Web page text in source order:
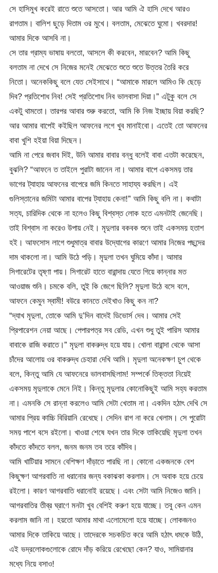
সে হাসিমুখ করেই রাতে শুতে আসতো। আর আমি ঐ হাসি দেখে আরও
রাগতাম। বালিশ ছুড়ে দিতাম ওর মুখে। বলতাম, মেঝেতে ঘুমো। খবরদার!
আমার দিকে আসবি না।
সে তার গ্রাম্য ভাষায় বলতো, আসলে কী করবেন, মারবেন? আমি কিছু
বলতাম না দেখে সে নিজের মনেই মেঝেতে শুতে শুতে উত্তর তৈরি করে
নিতো। অনেককিছু বলে যেত সেইসাথে। “আমাকে মারলে আমিও কি ছেড়ে
দিব? প্রতিশোধ নিব! সেই প্রতিশোধ নিব ভালবাসা দিয়া।” এটুকু বলে সে
একটু থামতো। তারপর আবার শুরু করতো, আমি কি নিজ ইচ্ছায় বিয়া করছি?
আর আমার বাপেই কইছিল আফনের লগে খুব মানাইবো। এতেই তো আফনের
বাবা খুশি হইয়া বিয়া দিছেন।
আমি না পেরে জবাব দিই, উনি আমার বাবার বন্ধু বলেই বাবা এতটা করেছেন,
বুঝলি? “আফনে ত তাইলে পুরাটা জানেন না। আমার বাপে একসময় তার
ভাগের ট্যাহায় আফনের বাপেরে জমি কিনতে সাহায্য করছিল। এই
গুলিস্তানের জমিটা আমার বাপের ট্যাহায় কেনা!” আমি কিছু বলি না। কথাটা
সত্য, চারিদিক থেকে না হলেও কিছু বিশ্বস্ত লোক হতে এমনটাই জেনেছি।
তাই বিশ্বাস না করেও উপায় নেই। মৃদুলার বকবক শুনে তাই একসময় হতাশ
হই। আফসোস লাগে শুধুমাত্র বাবার উদ্যোগের কারণে আমার নিজের পছন্দের
দাম থাকলো না। আমি উঠে পড়ি। মৃদুলা তখন ঘুমিয়ে কাঁদা। আমার
সিগারেটের তৃষ্ণা পায়। সিগারেট হাতে বারান্দায় যেতে গিয়ে কান্নার মত
আওয়াজ শুনি। চমকে বলি, তুই কি জেগে ছিলি? মৃদুলা উঠে বসে বলে,
আফনে কেমুন স্বামী! বউরে কানতে দেইখাও কিছু কন না?
“দ্যাখ মৃদুলা, তোকে আমি দু’দিন বাদেই ডিভোর্স দেব। আমার সেই
প্রিপারেশন নেয়া আছে। পেপারপত্র সব রেডি, এখন শুধু তুই পারিস আমার
বাবাকে রাজি করাতে।” মৃদুলা বাকরুদ্ধ হয়ে যায়। খোলা বারান্দা থেকে আসা
চাঁদের আলোয় ওর বাকরুদ্ধ চেহারা দেখি আমি। মৃদুলা অনেকক্ষণ চুপ থেকে
বলে, কিন্তু আমি যে আফনেরে ভালবাসছিলাম! সম্পর্কে তিক্ততা নিয়েই
একসময় মৃদুলাকে মেনে নিই। কিন্তু মৃদুলার কোনোকিছুই আমি সহ্য করতাম
না। এমনকি সে রান্না করলেও আমি সেটা খেতাম না। একদিন হঠাৎ দেখি সে
আমার প্রিয় কাচ্চি বিরিয়ানি রেধেছে। সেদিন রাগ না করে খেলাম। সে পুরোটা
সময় পাশে বসে রইলো। খাওয়া শেষে যখন তার দিকে তাকিয়েছি মৃদুলা তখন
কাঁদতে কাঁদতে বলল, জনম জনম তব তরে কাঁদিব।
আমি খাটিয়ার সামনে বেশিক্ষণ দাঁড়াতে পারছি না। কোনো একজনকে বেশ
কিছুক্ষণ আগরবাতি না ধরানোর জন্য বকাঝকা করলাম। সে অবাক হয়ে চেয়ে
রইলো। কারণ আগরবাতি ধরানোই রয়েছে। এবং সেটা আমি নিজেও জানি।
আগরবাতির তীব্র ঘ্রাণে মনটা খুব বেশিই করুণ হয়ে যাচ্ছে। তবু কেন এমন
করলাম জানি না। হয়তো আমার মাথা এলোমেলো হয়ে যাচ্ছে। লোকজনও
আমার দিকে তাকিয়ে আছে। তাদেরকে সচকচিত করে আমি হঠাৎ ধমকে উঠি,
এই ভদ্রলোকগুলোকে রোদে দাঁড় করিয়ে রেখেছো কেন? যাও, সামিয়ানার
মধ্যে নিয়ে বসাও!